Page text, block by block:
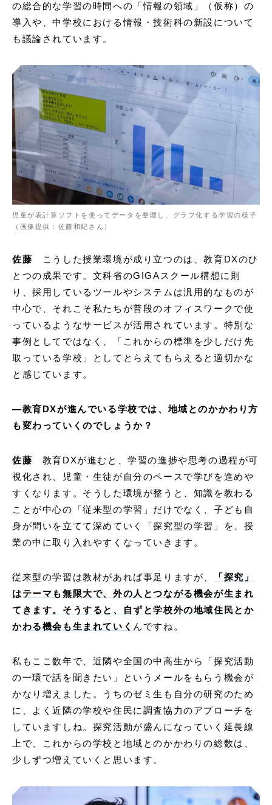
の総合的な学習の時間への「情報の領域」（仮称）の
導入や、中学校における情報・技術科の新設について
も議論されています。
児童が表計算ソフトを使ってデータを整理し、グラフ化する学習の様子
（画像提供：佐藤和紀さん）
佐藤
こうした授業環境が成り立つのは、教育DXのひ
とつの成果です。文科省のGIGAスクール構想に則
り、採用しているツールやシステムは汎用的なものが
中心で、それこそ私たちが普段のオフィスワークで使
っているようなサービスが活用されています。特別な
事例としてではなく、「これからの標準を少しだけ先
取っている学校」としてとらえてもらえると適切かな
と感じています。
―教育DXが進んでいる学校では、地域とのかかわり方
も変わっていくのでしょうか？
佐藤
教育DXが進むと、学習の進捗や思考の過程が可
視化され、児童・生徒が自分のペースで学びを進めや
すくなります。そうした環境が整うと、知識を教わる
ことが中心の「従来型の学習」だけでなく、子ども自
身が問いを立てて深めていく「探究型の学習」を、授
業の中に取り入れやすくなっていきます。
従来型の学習は教材があれば事足りますが、
「探究」
はテーマも無限大で、外の人とつながる機会が生まれ
てきます。そうすると、自ずと学校外の地域住民とか
かわる機会も生まれていく んですね。
私もここ数年で、近隣や全国の中高生から「探究活動
の一環で話を聞きたい」というメールをもらう機会が
かなり増えました。うちのゼミ生も自分の研究のため
に、よく近隣の学校や住民に調査協力のアプローチを
していますしね。探究活動が盛んになっていく延長線
上で、これからの学校と地域とのかかわりの総数は、
少しずつ増えていくと思います。